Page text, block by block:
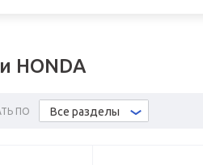
HONDA
ПО Все разделы